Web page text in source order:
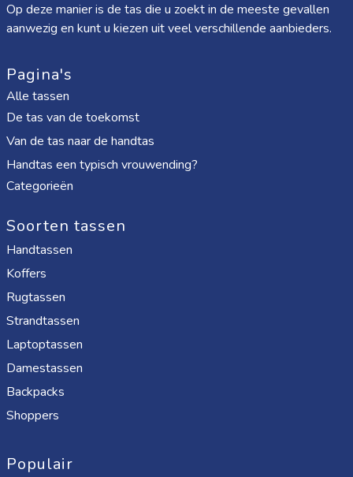
Op deze manier is de tas die u zoekt in de meeste gevallen
aanwezig en kunt u kiezen uit veel verschillende aanbieders.
Pagina's
Alle tassen
De tas van de toekomst
Van de tas naar de handtas
Handtas een typisch vrouwending?
Categorieën
Soorten tassen
Handtassen
Koffers
Rugtassen
Strandtassen
Laptoptassen
Damestassen
Backpacks
Shoppers
Populair